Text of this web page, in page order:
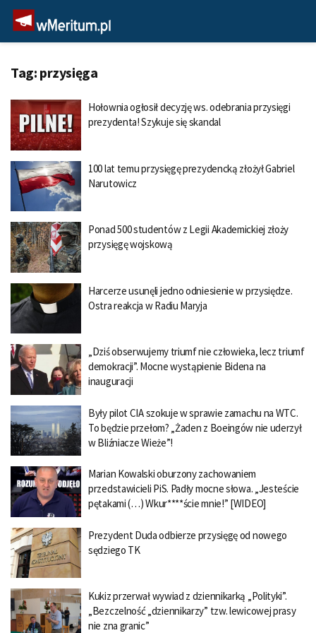
Tag: przysięga
Hołownia ogłosił decyzję ws. odebrania przysięgi
prezydenta! Szykuje się skandal
100 lat temu przysięgę prezydencką złożył Gabriel
Narutowicz
Ponad 500 studentów z Legii Akademickiej złoży
przysięgę wojskową
Harcerze usunęli jedno odniesienie w przysiędze.
Ostra reakcja w Radiu Maryja
„Dziś obserwujemy triumf nie człowieka, lecz triumf
demokracji”. Mocne wystąpienie Bidena na
inauguracji
Były pilot CIA szokuje w sprawie zamachu na WTC.
To będzie przełom? „Żaden z Boeingów nie uderzył
w Bliźniacze Wieże”!
Marian Kowalski oburzony zachowaniem
przedstawicieli PiS. Padły mocne słowa. „Jesteście
pętakami (…) Wkur****ście mnie!” [WIDEO]
Prezydent Duda odbierze przysięgę od nowego
sędziego TK
Kukiz przerwał wywiad z dziennikarką „Polityki”.
„Bezczelność „dziennikarzy” tzw. lewicowej prasy
nie zna granic”